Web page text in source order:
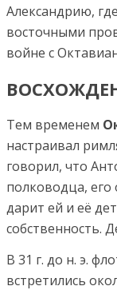
Александрию,
восточными
войне с
Тем временем
настраивал
говорил, что
полководца,
дарит ей и её
собственность.
В 31 г. до н. э.
встретились